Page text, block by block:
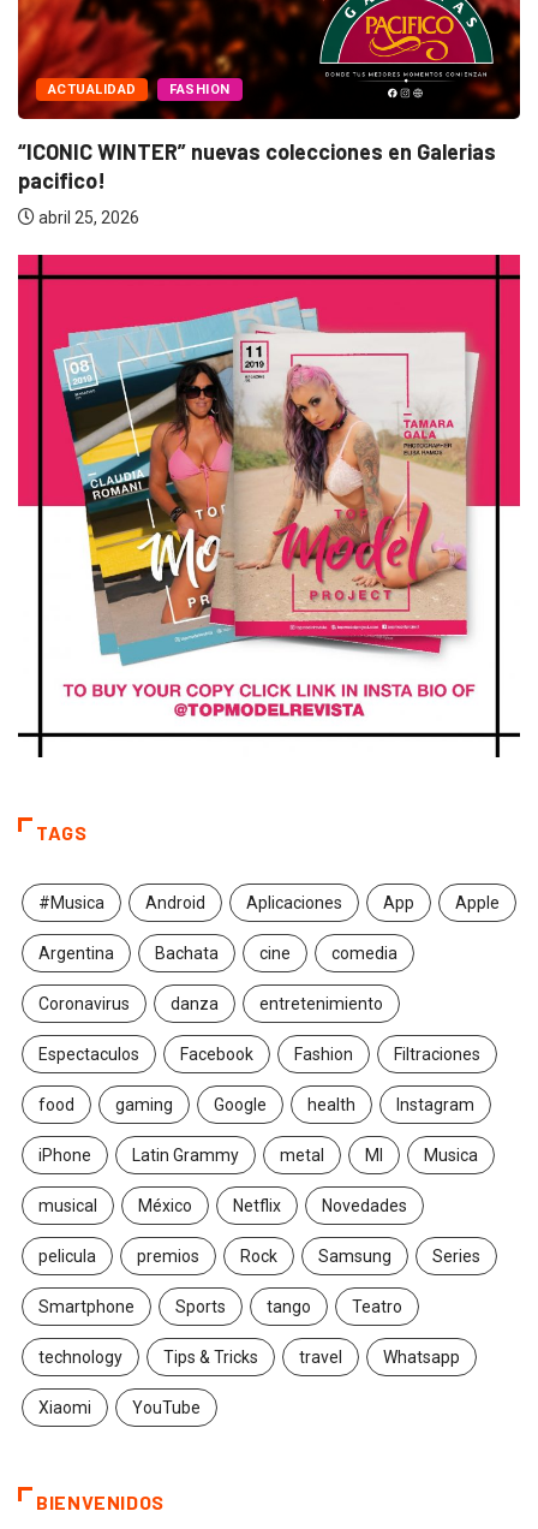
ACTUALIDAD FASHION
“ICONIC WINTER” nuevas colecciones en Galerias
pacifico!
abril 25, 2026
TAGS
#Musica Android Aplicaciones App Apple
Argentina Bachata cine comedia
Coronavirus danza entretenimiento
Espectaculos Facebook Fashion Filtraciones
food gaming Google health Instagram
iPhone Latin Grammy metal MI Musica
musical México Netflix Novedades
pelicula premios Rock Samsung Series
Smartphone Sports tango Teatro
technology Tips & Tricks travel Whatsapp
Xiaomi YouTube
BIENVENIDOS